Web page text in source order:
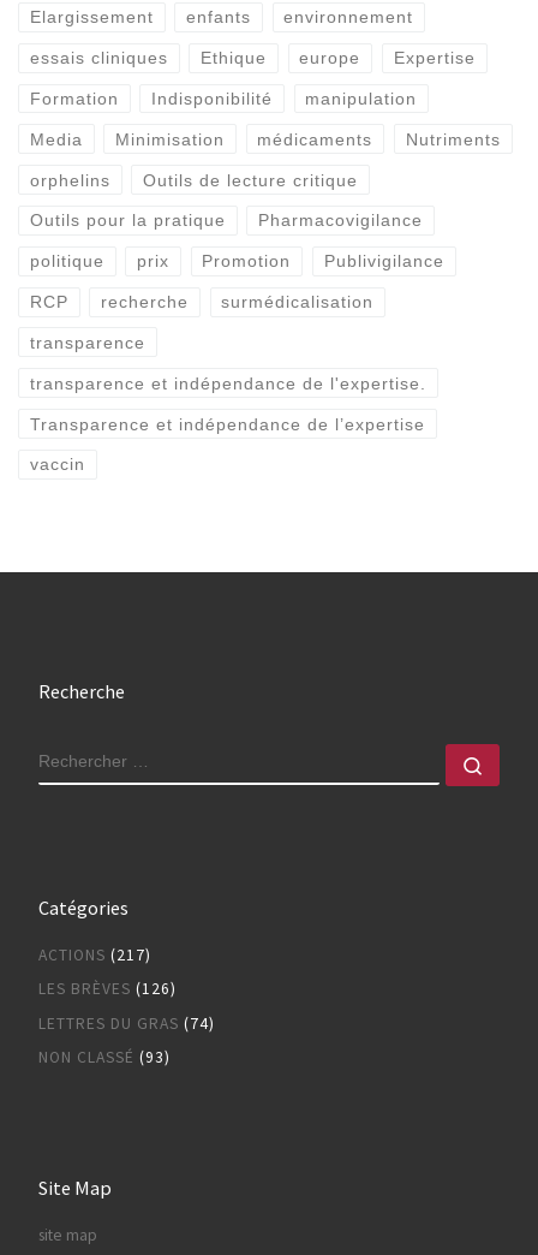
Elargissement enfants environnement
essais cliniques Ethique europe Expertise
Formation Indisponibilité manipulation
Media Minimisation médicaments Nutriments
orphelins Outils de lecture critique
Outils pour la pratique Pharmacovigilance
politique prix Promotion Publivigilance
RCP recherche surmédicalisation
transparence
transparence et indépendance de l'expertise.
Transparence et indépendance de l’expertise
vaccin
Recherche
RECHERCHER
Catégories
ACTIONS (217)
LES BRÈVES (126)
LETTRES DU GRAS (74)
NON CLASSÉ (93)
Site Map
site map